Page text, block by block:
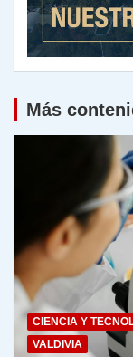
Más
CIENCIA Y
VALDIVIA